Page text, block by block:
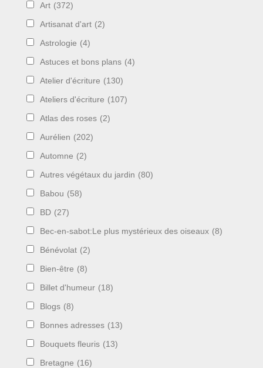
Art (372)
Artisanat d'art (2)
Astrologie (4)
Astuces et bons plans (4)
Atelier d'écriture (130)
Ateliers d'écriture (107)
Atlas des roses (2)
Aurélien (202)
Automne (2)
Autres végétaux du jardin (80)
Babou (58)
BD (27)
Bec-en-sabot:Le plus mystérieux des oiseaux (8)
Bénévolat (2)
Bien-être (8)
Billet d'humeur (18)
Blogs (8)
Bonnes adresses (13)
Bouquets fleuris (13)
Bretagne (16)